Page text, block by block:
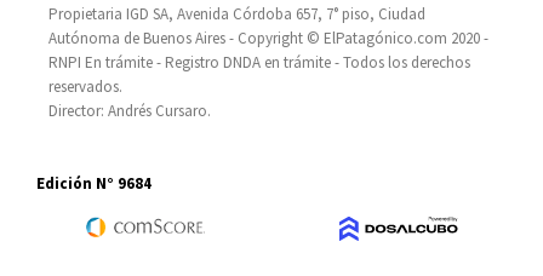
Propietaria IGD SA, Avenida Córdoba 657, 7° piso, Ciudad
Autónoma de Buenos Aires - Copyright © ElPatagónico.com 2020 -
RNPI En trámite - Registro DNDA en trámite - Todos los derechos
reservados.
Director: Andrés Cursaro.
Edición N° 9684